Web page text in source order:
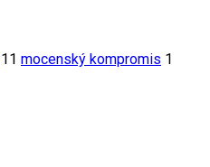
11 mocenský kompromis 1